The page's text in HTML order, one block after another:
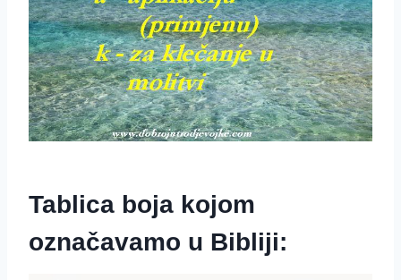
Tablica boja kojom
označavamo u Bibliji: